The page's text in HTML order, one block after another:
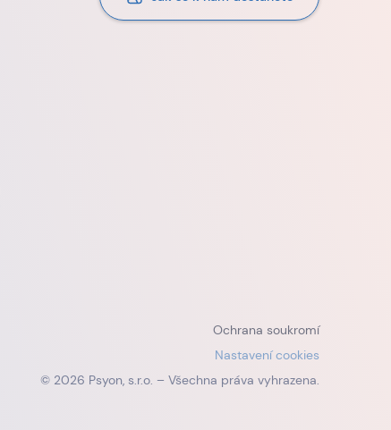
Ochrana soukromí
Nastavení cookies
© 2026 Psyon, s.r.o. – Všechna práva vyhrazena.